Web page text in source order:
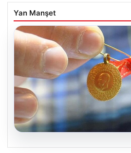
Yan Manşet
05.08.2026